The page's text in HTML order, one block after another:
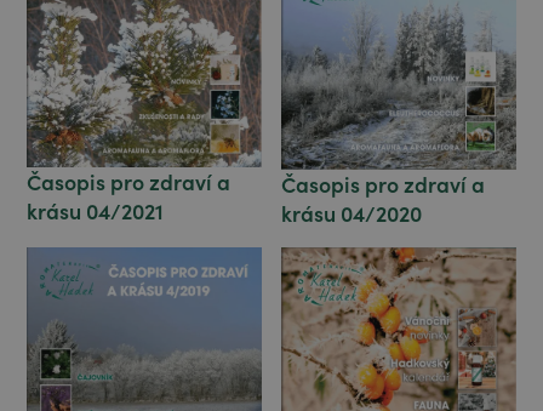
Časopis pro zdraví a
krásu 04/2021
Časopis pro zdraví a
krásu 04/2020